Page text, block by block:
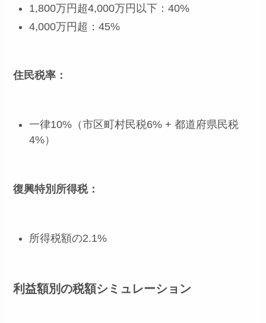
1,800万円超4,000万円以下：40%
4,000万円超：45%
住民税率：
一律10%（市区町村民税6% + 都道府県民税
4%）
復興特別所得税：
所得税額の2.1%
利益額別の税額シミュレーション